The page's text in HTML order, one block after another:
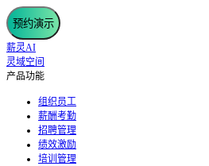
预约演示
薪灵AI
灵域空间
产品功能
组织员工
薪酬考勤
招聘管理
绩效激励
培训管理